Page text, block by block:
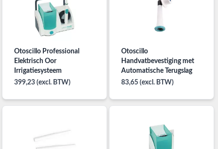
Otoscillo Professional
Elektrisch Oor
Irrigatiesysteem
399,23 (excl. BTW)
Otoscillo
Handvatbevestiging met
Automatische Terugslag
83,65 (excl. BTW)